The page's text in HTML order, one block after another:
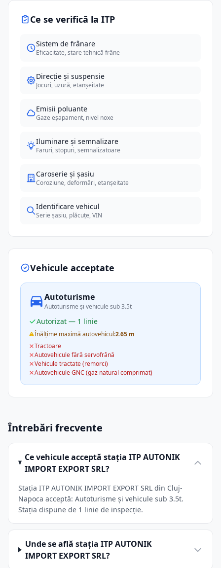
Ce se verifică la ITP
Sistem de frânare
Eficacitate, stare tehnică frâne
Direcție și suspensie
Jocuri, uzură, etanșeitate
Emisii poluante
Gaze eșapament, nivel noxe
Iluminare și semnalizare
Faruri, stopuri, semnalizatoare
Caroserie și șasiu
Coroziune, deformări, etanșeitate
Identificare vehicul
Serie șasiu, plăcuțe, VIN
Vehicule acceptate
Autoturisme
Autoturisme și vehicule sub 3.5t
Autorizat — 1 linie
Înălțime maximă autovehicul:2.65 m
Tractoare
Autovehicule fără servofrână
Vehicule tractate (remorci)
Autovehicule GNC (gaz natural comprimat)
Întrebări frecvente
Ce vehicule acceptă stația ITP AUTONIK
IMPORT EXPORT SRL?
Stația ITP AUTONIK IMPORT EXPORT SRL din Cluj-
Napoca acceptă: Autoturisme și vehicule sub 3.5t.
Stația dispune de 1 linie de inspecție.
Unde se află stația ITP AUTONIK
IMPORT EXPORT SRL?